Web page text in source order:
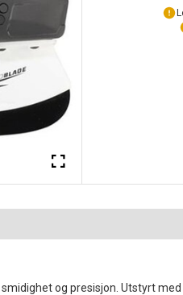
og presisjon. Utstyrt